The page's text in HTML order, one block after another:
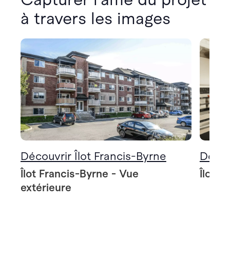
à travers les images
Découvrir Îlot Francis-Byrne
Îlot Francis-Byrne - Vue
extérieure
Îlot